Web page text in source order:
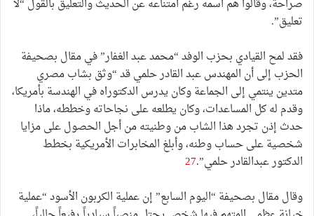
صراحة، وقالوا هم اسمه رغم امتناعه عن الحديث والتعليق بالقول “لا
تعليق”.
فقد لمح القيادي بحزب الوفد “محمد عبد الغفار” في مقال بصحيفة
الحزب إلى أن المهندس عبد القادر حلمي قد “وثق بشاب مصري
متدين ينتمي إلى الجماعة وكان يدرس الدكتوراه في الهندسة بأمريكا،
وقدم له كل المساعدات، وكان يطلعه على نجاحاته وخططه، ماذا
حدث إذن تجرد هذا الشاب من وطنيته من أجل الحصول على مزايا
شخصية على حساب وطنه، وأبلغ المخابرات الأمريكية بخطط
الدكتور عبدالقادر حلمي”.27
وقال مقال بصحيفة “اليوم السابع” إن عملية الكربون الأسود “عملية